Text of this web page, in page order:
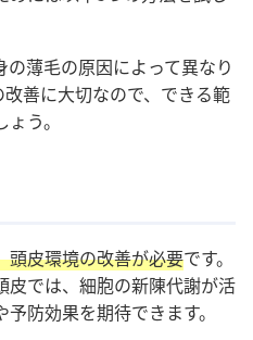
薄毛の原因によって異なり
善に大切なので、できる範
う。
頭皮環境の改善が必要です。
皮では、細胞の新陳代謝が活
防効果を期待できます。